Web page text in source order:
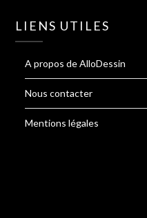
LIENS UTILES
A propos de AlloDessin
Nous contacter
Mentions légales